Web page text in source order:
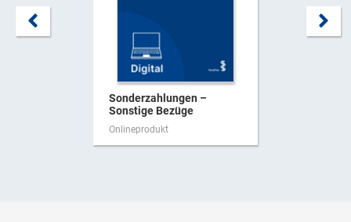
Sonderzahlungen –
Sonstige Bezüge
Onlineprodukt